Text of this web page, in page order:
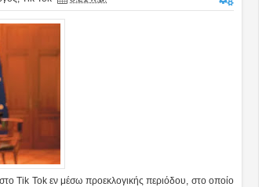
Tik Tok εν μέσω προεκλογικής περιόδου, στο οποίο